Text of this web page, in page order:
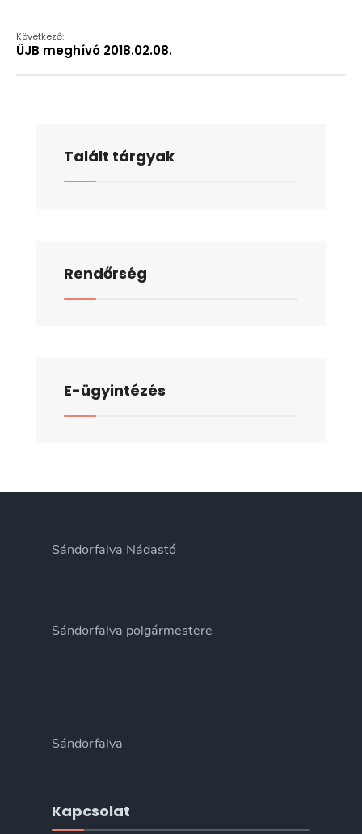
Következő:
ÜJB meghívó 2018.02.08.
Talált tárgyak
Rendőrség
E-ügyintézés
Sándorfalva Nádastó
Sándorfalva polgármestere
Sándorfalva
Kapcsolat